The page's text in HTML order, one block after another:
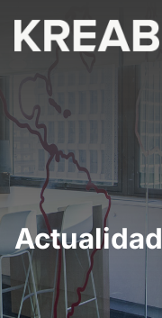
Actualidad